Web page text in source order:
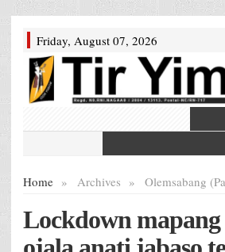
Friday, August 07, 2026
Home » Archives » Olemsabang
Lockdown mapang